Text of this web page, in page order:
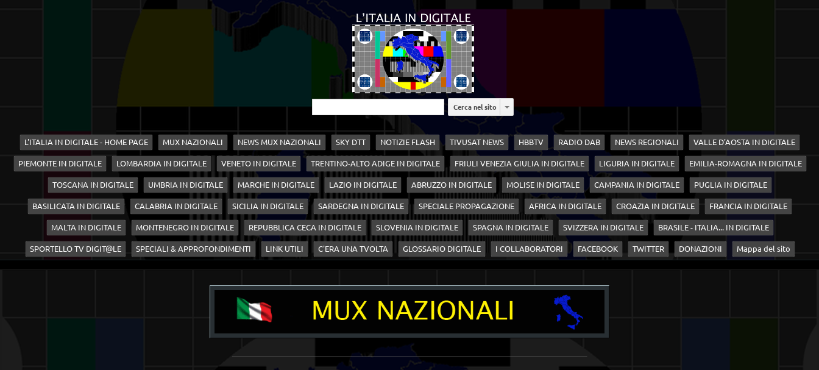
Cerca nel sito
L'ITALIA IN DIGITALE - HOME PAGE MUX NAZIONALI NEWS MUX NAZIONALI SKY DTT NOTIZIE FLASH TIVUSAT NEWS HBBTV RADIO DAB NEWS REGIONALI VALLE D'AOSTA IN DIGITALE
PIEMONTE IN DIGITALE LOMBARDIA IN DIGITALE VENETO IN DIGITALE TRENTINO-ALTO ADIGE IN DIGITALE FRIULI VENEZIA GIULIA IN DIGITALE LIGURIA IN DIGITALE EMILIA-ROMAGNA IN DIGITALE
TOSCANA IN DIGITALE UMBRIA IN DIGITALE MARCHE IN DIGITALE LAZIO IN DIGITALE ABRUZZO IN DIGITALE MOLISE IN DIGITALE CAMPANIA IN DIGITALE PUGLIA IN DIGITALE
BASILICATA IN DIGITALE CALABRIA IN DIGITALE SICILIA IN DIGITALE SARDEGNA IN DIGITALE SPECIALE PROPAGAZIONE AFRICA IN DIGITALE CROAZIA IN DIGITALE FRANCIA IN DIGITALE
MALTA IN DIGITALE MONTENEGRO IN DIGITALE REPUBBLICA CECA IN DIGITALE SLOVENIA IN DIGITALE SPAGNA IN DIGITALE SVIZZERA IN DIGITALE BRASILE - ITALIA... IN DIGITALE
SPORTELLO TV DIGIT@LE SPECIALI & APPROFONDIMENTI LINK UTILI C'ERA UNA TVOLTA GLOSSARIO DIGITALE I COLLABORATORI FACEBOOK TWITTER DONAZIONI Mappa del sito
_________________________________________________________________________________________________